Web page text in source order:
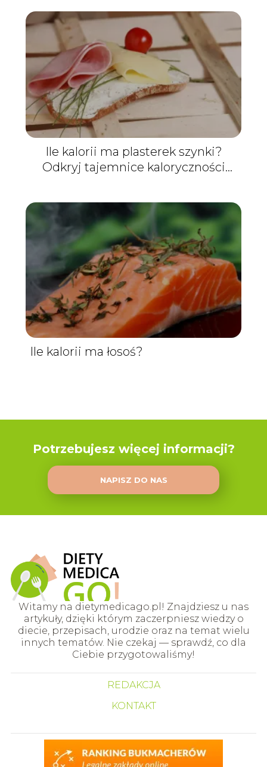
Ile kalorii ma plasterek szynki?
Odkryj tajemnice kaloryczności
Ile kalorii ma łosoś?
Potrzebujesz więcej informacji?
NAPISZ DO NAS
Witamy na dietymedicago.pl! Znajdziesz u nas
artykuły, dzięki którym zaczerpniesz wiedzy o
diecie, przepisach, urodzie oraz na temat wielu
innych tematów. Nie czekaj — sprawdź, co dla
Ciebie przygotowaliśmy!
REDAKCJA
KONTAKT